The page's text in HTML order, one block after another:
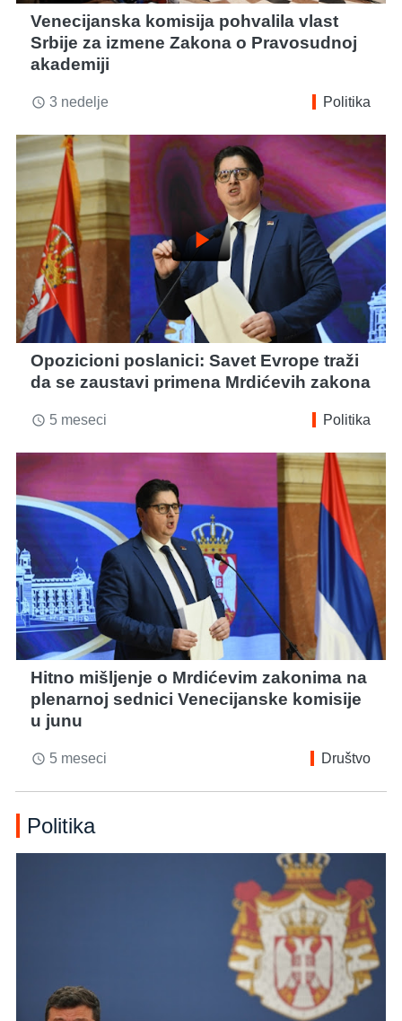
Venecijanska komisija pohvalila vlast
Srbije za izmene Zakona o Pravosudnoj
akademiji
access_time 3 nedelje Politika
play_arrow
Opozicioni poslanici: Savet Evrope traži
da se zaustavi primena Mrdićevih zakona
access_time 5 meseci Politika
Hitno mišljenje o Mrdićevim zakonima na
plenarnoj sednici Venecijanske komisije
u junu
access_time 5 meseci Društvo
Politika